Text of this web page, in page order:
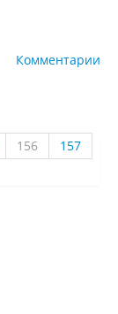
Комментарии
156
157